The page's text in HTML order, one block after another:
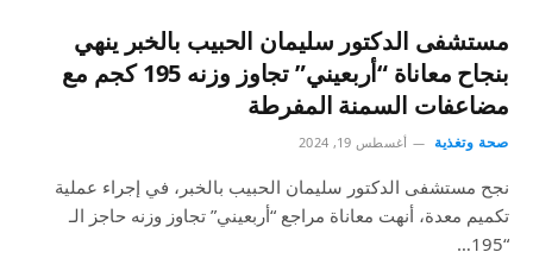
مستشفى الدكتور سليمان الحبيب بالخبر ينهي
بنجاح معاناة “أربعيني” تجاوز وزنه 195 كجم مع
مضاعفات السمنة المفرطة
صحة وتغذية أغسطس 19, 2024
نجح مستشفى الدكتور سليمان الحبيب بالخبر، في إجراء عملية
تكميم معدة، أنهت معاناة مراجع “أربعيني” تجاوز وزنه حاجز الـ
“195…